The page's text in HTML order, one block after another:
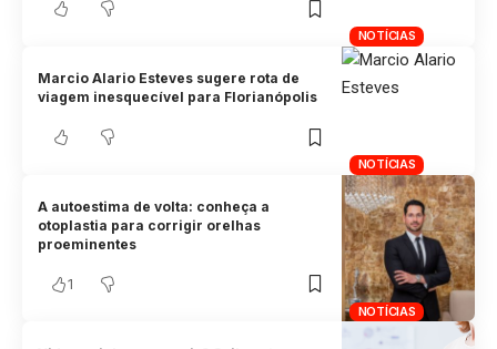
NOTÍCIAS
NOTÍCIAS
Marcio Alario Esteves sugere rota de
viagem inesquecível para Florianópolis
NOTÍCIAS
A autoestima de volta: conheça a
otoplastia para corrigir orelhas
proeminentes
1